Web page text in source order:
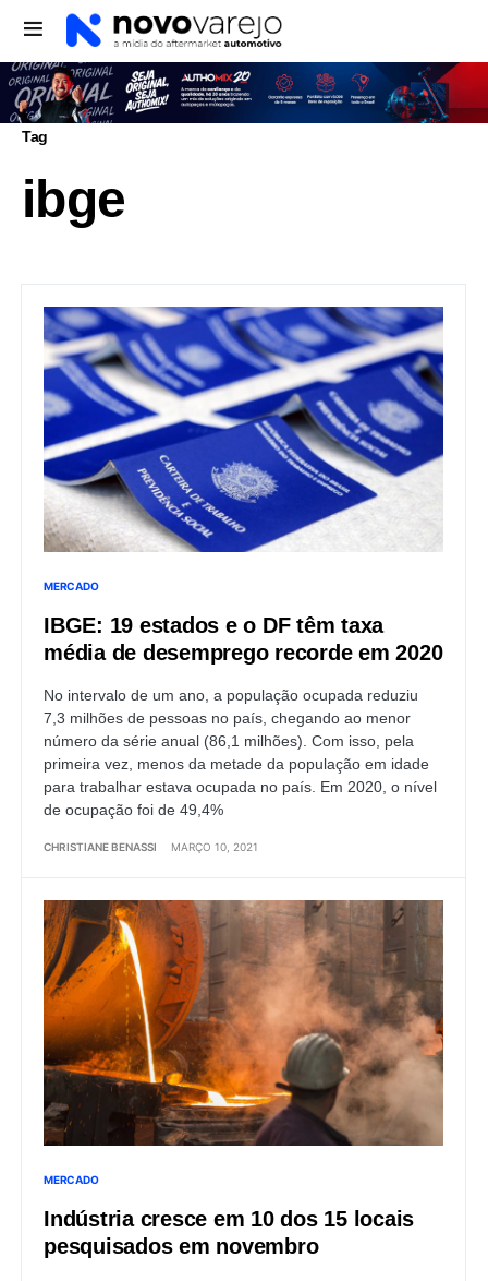
Tag
ibge
MERCADO
IBGE: 19 estados e o DF têm taxa
média de desemprego recorde em 2020
No intervalo de um ano, a população ocupada reduziu
7,3 milhões de pessoas no país, chegando ao menor
número da série anual (86,1 milhões). Com isso, pela
primeira vez, menos da metade da população em idade
para trabalhar estava ocupada no país. Em 2020, o nível
de ocupação foi de 49,4%
CHRISTIANE BENASSI MARÇO 10, 2021
MERCADO
Indústria cresce em 10 dos 15 locais
pesquisados em novembro